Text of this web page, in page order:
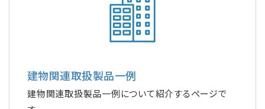
建物関連取扱製品一例
建物関連取扱製品一例について紹介するページで